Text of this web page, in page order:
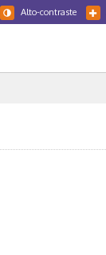
Alto-contraste